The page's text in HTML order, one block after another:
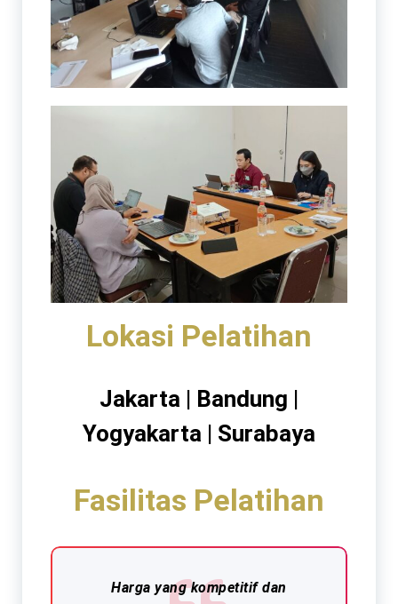
Lokasi Pelatihan
Jakarta | Bandung |
Yogyakarta | Surabaya
Fasilitas Pelatihan
Harga yang kompetitif dan